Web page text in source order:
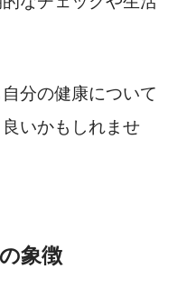
分の健康について
いかもしれませ
象徴